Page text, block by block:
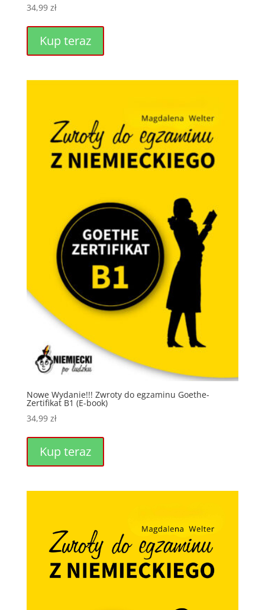
34,99 zł
Kup teraz
Nowe Wydanie!!! Zwroty do egzaminu Goethe-
Zertifikat B1 (E-book)
34,99 zł
Kup teraz